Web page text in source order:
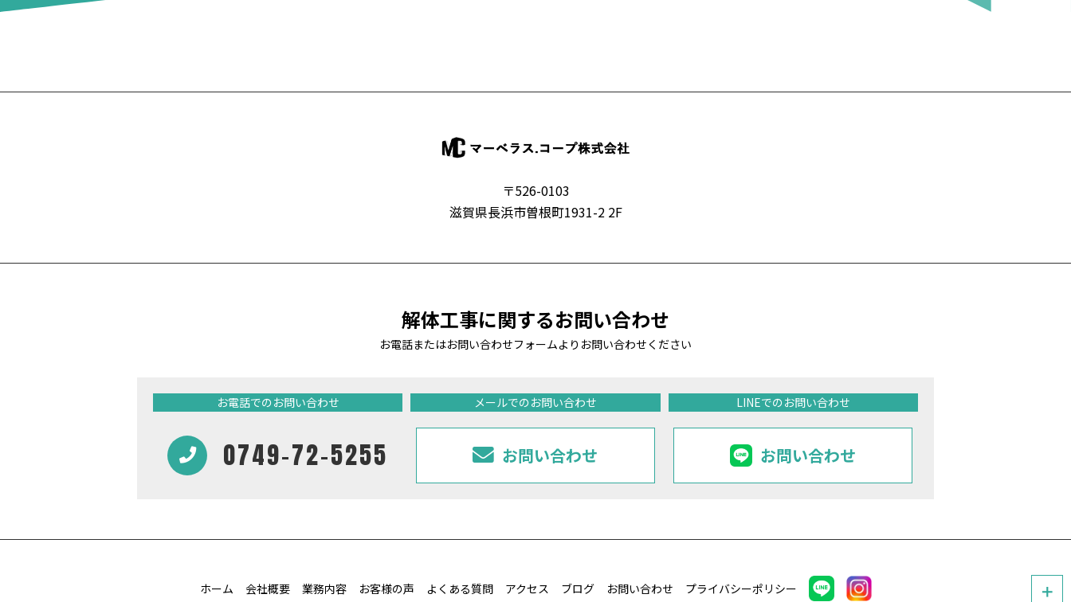
〒526-0103
滋賀県長浜市曽根町1931-2 2F
解体工事に関するお問い合わせ
お電話またはお問い合わせフォームよりお問い合わせください
お電話でのお問い合わせ
0749-72-5255
メールでのお問い合わせ
お問い合わせ
LINEでのお問い合わせ
お問い合わせ
ホーム 会社概要 業務内容 お客様の声 よくある質問 アクセス ブログ お問い合わせ プライバシーポリシー